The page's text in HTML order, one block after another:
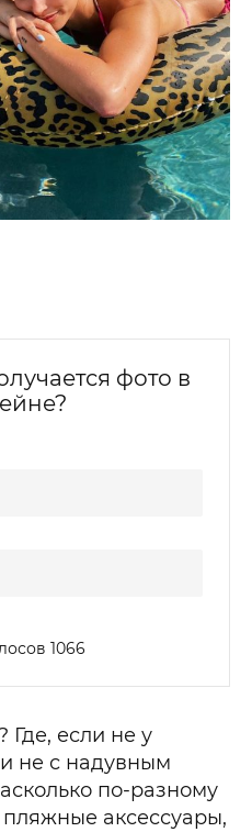
фото в
1066
Где, если не у
не с надувным
по-разному
аксессуары,